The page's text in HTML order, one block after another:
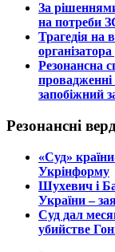
​За
на потреби
​Трагедія на
​Резонансна
провадженні
запобіжний
Резонансні
​«Суд»
Укрінформу
Шухевич і
України –
Суд дал
убийстве